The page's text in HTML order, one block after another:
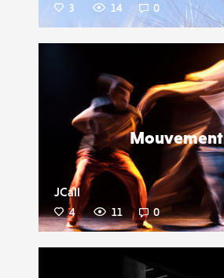
3 14 0
Mouvement
JCall
4 11 0